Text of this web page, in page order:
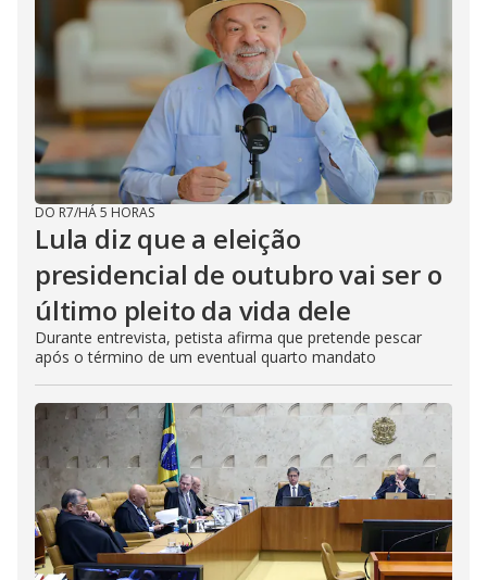
DO R7/HÁ 5 HORAS
Lula diz que a eleição
presidencial de outubro vai ser o
último pleito da vida dele
Durante entrevista, petista afirma que pretende pescar
após o término de um eventual quarto mandato